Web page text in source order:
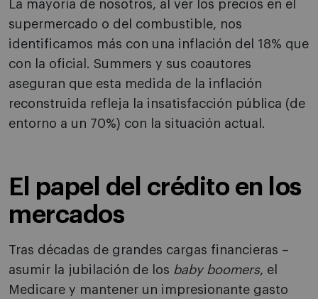
La mayoría de nosotros, al ver los precios en el
supermercado o del combustible, nos
identificamos más con una inflación del 18% que
con la oficial. Summers y sus coautores
aseguran que esta medida de la inflación
reconstruida refleja la insatisfacción pública (de
entorno a un 70%) con la situación actual.
El papel del crédito en los
mercados
Tras décadas de grandes cargas financieras –
asumir la jubilación de los baby boomers, el
Medicare y mantener un impresionante gasto